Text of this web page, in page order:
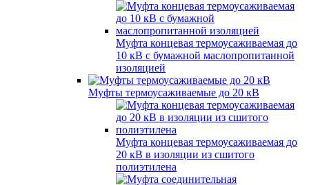
Муфта концевая термоусаживаемая до
10 кВ с бумажной маслопропитанной
изоляцией
Муфты термоусаживаемые до 20 кВ
Муфта концевая термоусаживаемая до
20 кВ в изоляции из сшитого
полиэтилена